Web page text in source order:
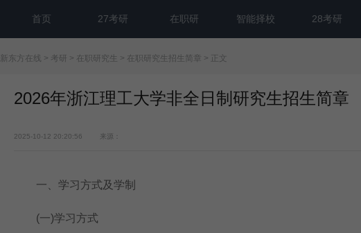
首页 27考研 在职研 智能择校 28考研
新东方在线 > 考研 > 在职研究生 > 在职研究生招生简章 > 正文
2026年浙江理工大学非全日制研究生招生简章
2025-10-12 20:20:56 来源：
一、学习方式及学制
(一)学习方式